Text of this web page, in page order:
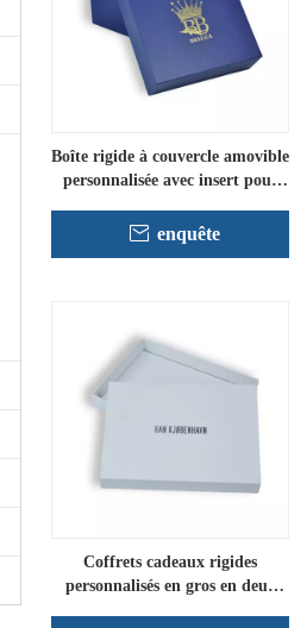
Boîte rigide à couvercle amovible
personnalisée avec insert pour
enquête
Coffrets cadeaux rigides
personnalisés en gros en deux